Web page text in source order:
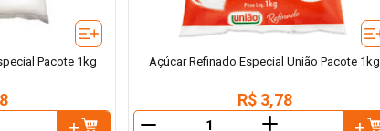
Pacote 1kg Açúcar Refinado Especial União Pacote 1kg
R$ 3,78
＋